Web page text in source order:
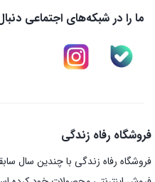
ما را در شبکه‌های اجتماعی
فروشگاه رفاه زندگی
فروشگاه رفاه زندگی با چندین سال